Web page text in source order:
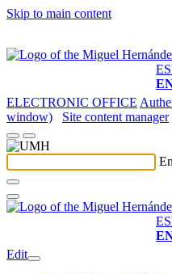
Skip to main content
ELECTRONIC OFFICE
window)
Site content manager
Edit